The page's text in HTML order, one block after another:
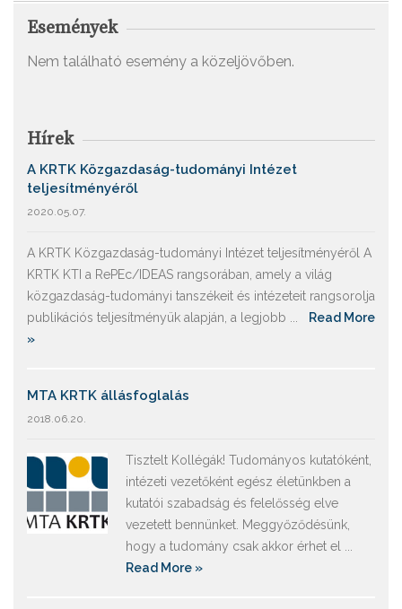
Események
Nem található esemény a közeljövőben.
Hírek
A KRTK Közgazdaság-tudományi Intézet
teljesítményéről
2020.05.07.
A KRTK Közgazdaság-tudományi Intézet teljesítményéről A
KRTK KTI a RePEc/IDEAS rangsorában, amely a világ
közgazdaság-tudományi tanszékeit és intézeteit rangsorolja
publikációs teljesítményük alapján, a legjobb ...
Read More
»
MTA KRTK állásfoglalás
2018.06.20.
Tisztelt Kollégák! Tudományos kutatóként,
intézeti vezetőként egész életünkben a
kutatói szabadság és felelősség elve
vezetett bennünket. Meggyőződésünk,
hogy a tudomány csak akkor érhet el ...
Read More »